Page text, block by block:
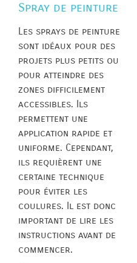
Spray de peinture
Les sprays de peinture
sont idéaux pour des
projets plus petits ou
pour atteindre des
zones difficilement
accessibles. Ils
permettent une
application rapide et
uniforme. Cependant,
ils requièrent une
certaine technique
pour éviter les
coulures. Il est donc
important de lire les
instructions avant de
commencer.